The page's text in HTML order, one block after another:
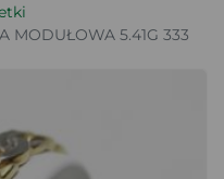
MODUŁOWA 5.41G 333